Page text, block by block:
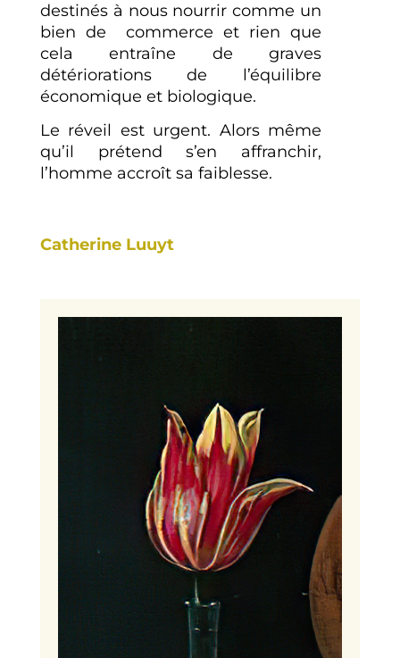
destinés à nous nourrir comme un
bien de commerce et rien que
cela entraîne de graves
détériorations de l’équilibre
économique et biologique.
Le réveil est urgent. Alors même
qu’il prétend s’en affranchir,
l’homme accroît sa faiblesse.
Catherine Luuyt